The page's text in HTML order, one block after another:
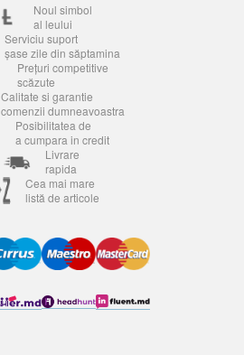
Noul simbol
al leului
Serviciu suport
șase zile din săptamina
Prețuri competitive
scăzute
Calitate si garantie
comenzii dumneavoastra
Posibilitatea de
a cumpara in credit
Livrare
rapida
Cea mai mare
listă de articole